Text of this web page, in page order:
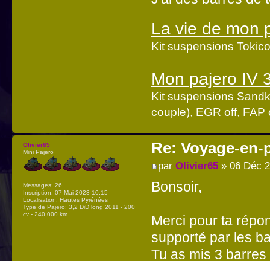
La vie de mon
Kit suspensions
Mon pajero IV
Kit suspensions
couple), EGR off, FAP
Re: Voyage-en-
par Olivier65» 06 Déc
Bonsoir,
Merci pour ta
supporté par les
Tu as mis 3
Olivier65
Mini Pajero
Messages: 26
Inscription: 07 Mai 2023 10:15
Localisation: Hautes Pyrénées
Type de Pajero: 3,2 DiD long 2011 - 200
cv - 240 000 km